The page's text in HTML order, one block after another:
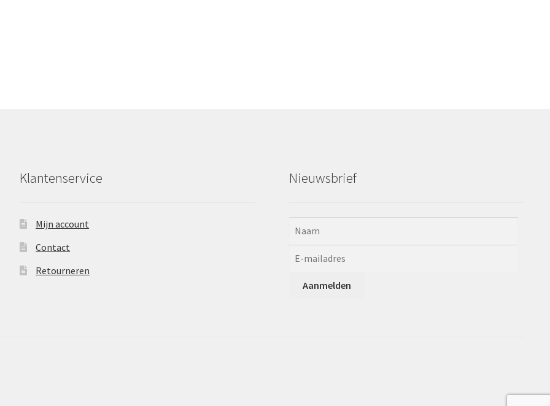
Klantenservice
Mijn account
Contact
Retourneren
Nieuwsbrief